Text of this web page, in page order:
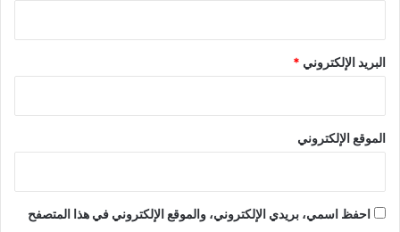
البريد الإلكتروني *
الموقع الإلكتروني
احفظ اسمي، بريدي الإلكتروني، والموقع الإلكتروني في هذا المتصفح